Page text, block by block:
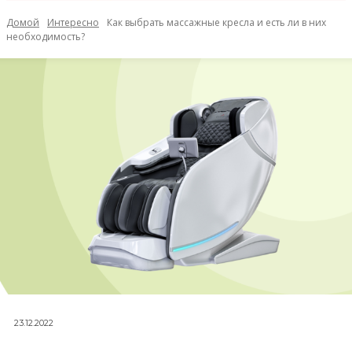
Домой Интересно
Как выбрать массажные кресла и есть ли в них
необходимость?
23.12.2022